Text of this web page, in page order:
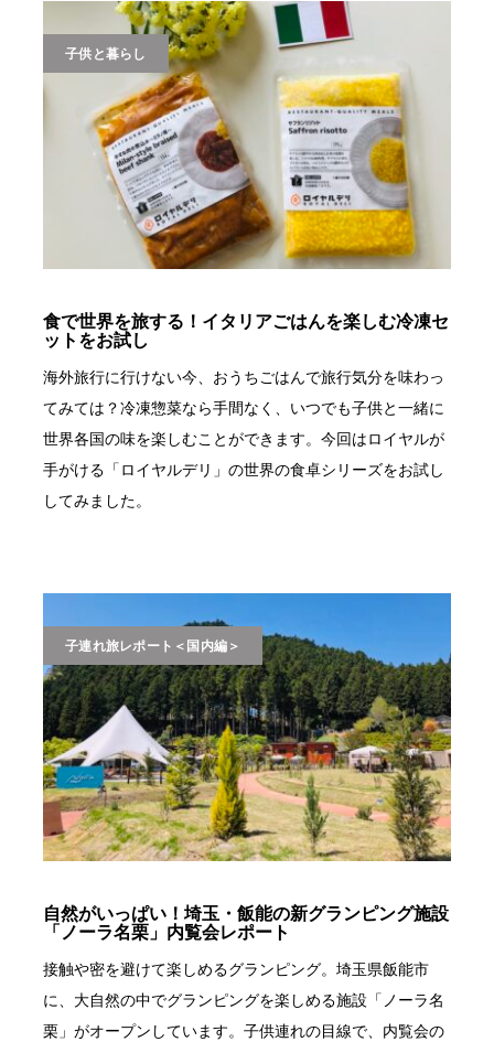
子供と暮らし
食で世界を旅する！イタリアごはんを楽しむ冷凍セ
ットをお試し
海外旅行に行けない今、おうちごはんで旅行気分を味わっ
てみては？冷凍惣菜なら手間なく、いつでも子供と一緒に
世界各国の味を楽しむことができます。今回はロイヤルが
手がける「ロイヤルデリ」の世界の食卓シリーズをお試し
してみました。
子連れ旅レポート＜国内編＞
自然がいっぱい！埼玉・飯能の新グランピング施設
「ノーラ名栗」内覧会レポート
接触や密を避けて楽しめるグランピング。埼玉県飯能市
に、大自然の中でグランピングを楽しめる施設「ノーラ名
栗」がオープンしています。子供連れの目線で、内覧会の